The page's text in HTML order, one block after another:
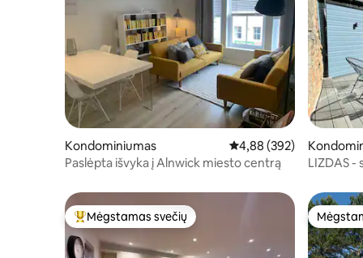
Kondominiumas Vidutinis įvertinimas:
4,88 (392)
Paslėpta išvyka į Alnwick miesto centrą
LIZDAS -
Svečių mėgstamiausias
Mėgstamas svečių